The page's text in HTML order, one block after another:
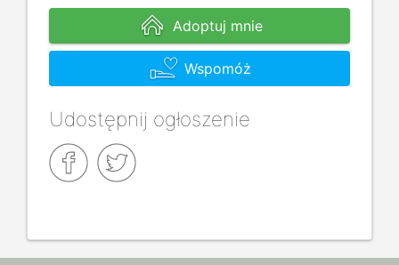
Adoptuj mnie
Wspomóż
Udostępnij ogłoszenie